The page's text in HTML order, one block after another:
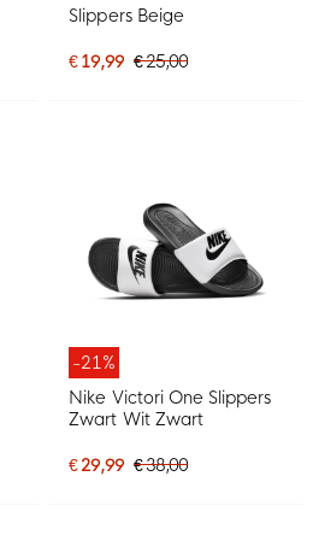
Slippers Beige
€ 19,99 € 25,00
-21%
Nike Victori One Slippers
Zwart Wit Zwart
€ 29,99 € 38,00